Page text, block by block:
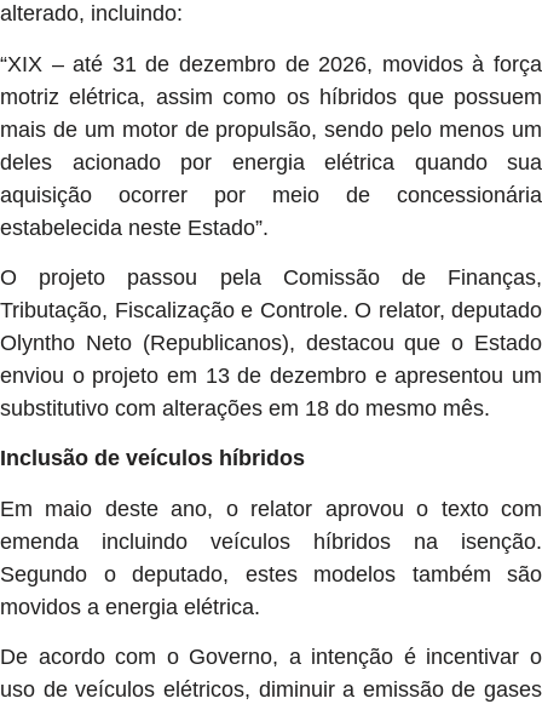
alterado, incluindo:
“XIX – até 31 de dezembro de 2026, movidos à força
motriz elétrica, assim como os híbridos que possuem
mais de um motor de propulsão, sendo pelo menos um
deles acionado por energia elétrica quando sua
aquisição ocorrer por meio de concessionária
estabelecida neste Estado”.
O projeto passou pela Comissão de Finanças,
Tributação, Fiscalização e Controle. O relator, deputado
Olyntho Neto (Republicanos), destacou que o Estado
enviou o projeto em 13 de dezembro e apresentou um
substitutivo com alterações em 18 do mesmo mês.
Inclusão de veículos híbridos
Em maio deste ano, o relator aprovou o texto com
emenda incluindo veículos híbridos na isenção.
Segundo o deputado, estes modelos também são
movidos a energia elétrica.
De acordo com o Governo, a intenção é incentivar o
uso de veículos elétricos, diminuir a emissão de gases